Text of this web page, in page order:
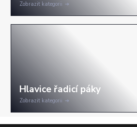
Zobrazit kategorii
Zobrazit kategorii